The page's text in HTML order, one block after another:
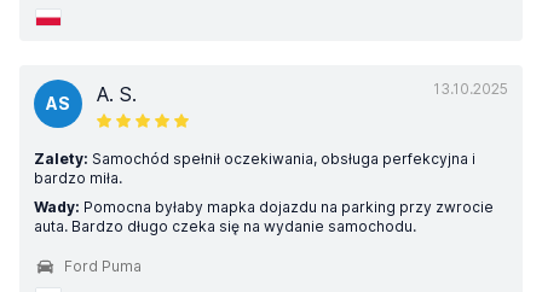
13.10.2025
AS A. S.
Zalety: Samochód spełnił oczekiwania, obsługa perfekcyjna i
bardzo miła.
Wady: Pomocna byłaby mapka dojazdu na parking przy zwrocie
auta. Bardzo długo czeka się na wydanie samochodu.
Ford Puma